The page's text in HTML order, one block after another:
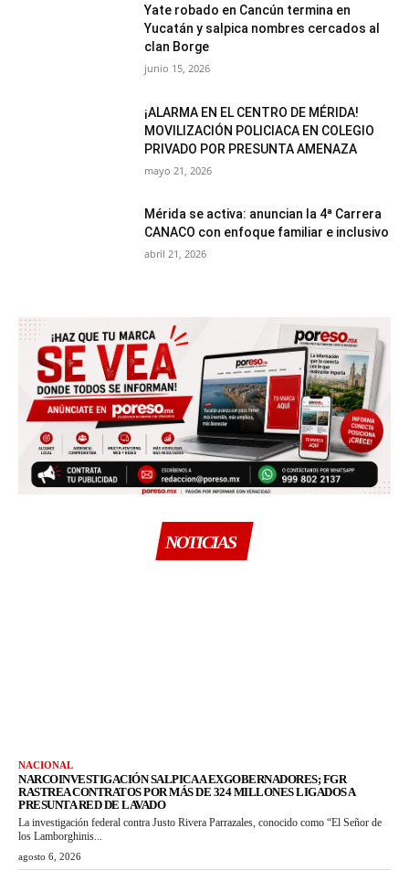
Yate robado en Cancún termina en
Yucatán y salpica nombres cercados al
clan Borge
junio 15, 2026
¡ALARMA EN EL CENTRO DE MÉRIDA!
MOVILIZACIÓN POLICIACA EN COLEGIO
PRIVADO POR PRESUNTA AMENAZA
mayo 21, 2026
Mérida se activa: anuncian la 4ª Carrera
CANACO con enfoque familiar e inclusivo
abril 21, 2026
NOTICIAS
NACIONAL
NARCOINVESTIGACIÓN SALPICA A EXGOBERNADORES; FGR
RASTREA CONTRATOS POR MÁS DE 324 MILLONES LIGADOS A
PRESUNTA RED DE LAVADO
La investigación federal contra Justo Rivera Parrazales, conocido como “El Señor de
los Lamborghinis...
agosto 6, 2026